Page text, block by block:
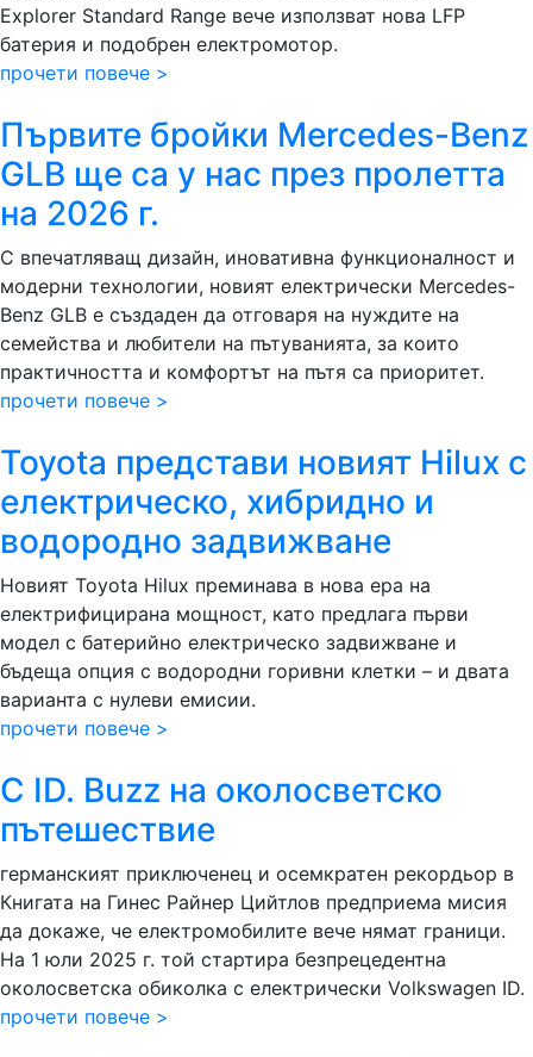
Explorer Standard Range вече използват нова LFP
батерия и подобрен електромотор.
прочети повече >
Първите бройки Mercedes-Benz
GLB ще са у нас през пролетта
на 2026 г.
С впечатляващ дизайн, иновативна функционалност и
модерни технологии, новият електрически Mercedes-
Benz GLB е създаден да отговаря на нуждите на
семейства и любители на пътуванията, за които
практичността и комфортът на пътя са приоритет.
прочети повече >
Toyota представи новият Hilux с
електрическо, хибридно и
водородно задвижване
Новият Toyota Hilux преминава в нова ера на
електрифицирана мощност, като предлага първи
модел с батерийно електрическо задвижване и
бъдеща опция с водородни горивни клетки – и двата
варианта с нулеви емисии.
прочети повече >
С ID. Buzz на околосветско
пътешествие
германският приключенец и осемкратен рекордьор в
Книгата на Гинес Райнер Цийтлов предприема мисия
да докаже, че електромобилите вече нямат граници.
На 1 юли 2025 г. той стартира безпрецедентна
околосветска обиколка с електрически Volkswagen ID.
прочети повече >